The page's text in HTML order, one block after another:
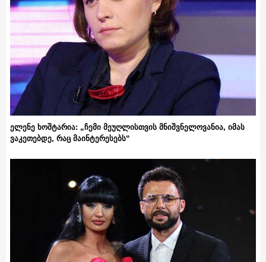
ელენე ხოშტარია: „ჩემი მეუღლისთვის მნიშვნელოვანია, იმას
ვაკეთებდე, რაც მაინტერესებს“